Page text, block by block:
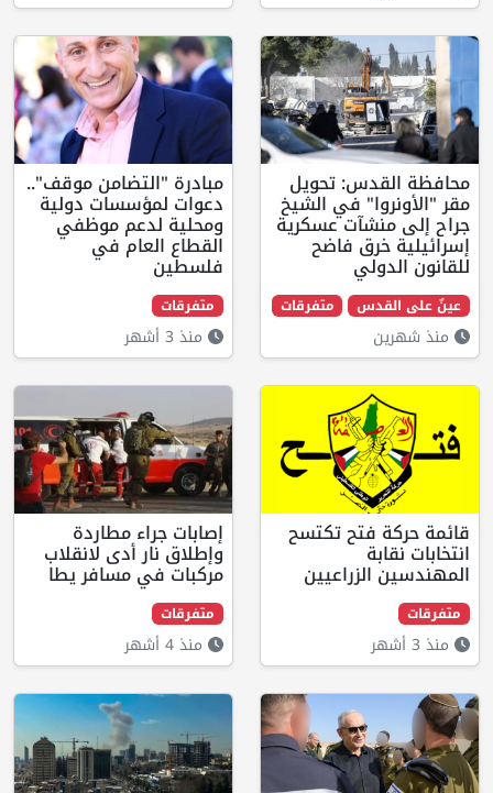
تحويل
في الشيخ
عسكرية
فاضح
متفرقات
مبادرة "التضامن موقف"..
دعوات لمؤسسات دولية
ومحلية لدعم موظفي
القطاع العام في
فلسطين
متفرقات
فتح تكتسح إصابات جراء مطاردة
وإطلاق نار أدى لانقلاب
مركبات في مسافر يطا